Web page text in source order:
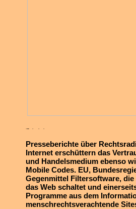
Presseberichte über
Internet erschüttern das
und Handelsmedium ebenso
Mobile Codes. EU,
Gegenmittel Filtersoftware,
das Web schaltet und
Programme aus dem
menschrechtsverachtende